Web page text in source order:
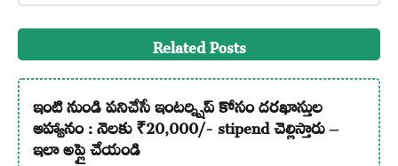
Related Posts
ఇంటి నుండి పనిచేసే ఇంటర్న్షిప్ కోసం దరఖాస్తుల
ఆహ్వానం : నెలకు ₹20,000/- stipend చెల్లిస్తారు –
ఇలా అప్లై చేయండి